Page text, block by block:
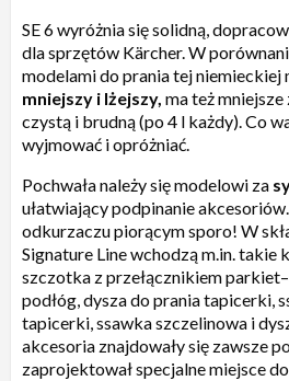
SE 6 wyróżnia się solidną,
dla sprzętów Kärcher. W
modelami do prania tej niemieckiej
mniejszy i lżejszy, ma też
czystą i brudną (po 4 l każdy). Co
wyjmować i opróżniać.
Pochwała należy się modelowi za
ułatwiający podpinanie
odkurzaczu piorącym sporo! W
Signature Line wchodzą m.in. takie
szczotka z przełącznikiem
podłóg, dysza do prania tapicerki,
tapicerki, ssawka szczelinowa i
akcesoria znajdowały się zawsze
zaprojektował specjalne miejsce